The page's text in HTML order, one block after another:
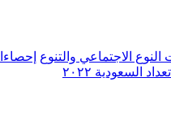
النوع الاجتماعي والتنوع
السعودية ٢٠٢٢